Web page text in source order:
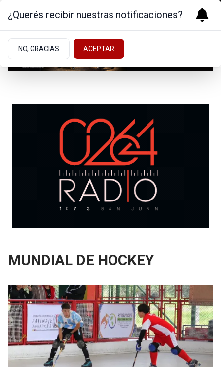
MUNDIAL DE HOCKEY
¿Querés recibir nuestras notificaciones?
NO, GRACIAS ACEPTAR